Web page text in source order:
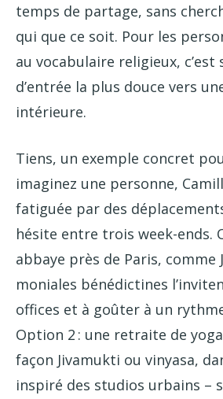
temps de partage, sans
qui que ce soit. Pour les
au vocabulaire religieux,
d’entrée la plus douce vers
intérieure.
Tiens, un exemple concret
imaginez une personne,
fatiguée par des
hésite entre trois week-ends.
abbaye près de Paris, comme
moniales bénédictines
offices et à goûter à un
Option 2 : une retraite de
façon Jivamukti ou vinyasa,
inspiré des studios urbains –